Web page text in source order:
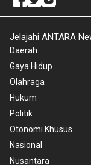
Jelajahi ANTARA
Daerah
Gaya Hidup
Olahraga
Hukum
Politik
Otonomi Khusus
Nasional
Nusantara